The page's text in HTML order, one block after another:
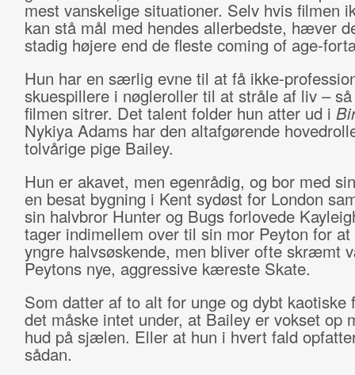
mest vanskelige situationer. Selv hvis filmen
kan stå mål med hendes allerbedste, hæver
stadig højere end de fleste coming of age-
Hun har en særlig evne til at få ikke-
skuespillere i nøgleroller til at stråle af liv –
filmen sitrer. Det talent folder hun atter ud i
Nykiya Adams har den altafgørende
tolvårige pige Bailey.
Hun er akavet, men egenrådig, og bor med
en besat bygning i Kent sydøst for London
sin halvbror Hunter og Bugs forlovede
tager indimellem over til sin mor Peyton for at
yngre halvsøskende, men bliver ofte skræmt
Peytons nye, aggressive kæreste Skate.
Som datter af to alt for unge og dybt
det måske intet under, at Bailey er vokset op
hud på sjælen. Eller at hun i hvert fald
sådan.